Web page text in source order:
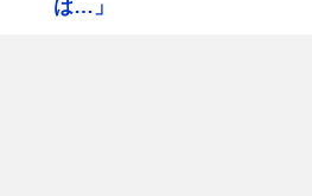
は…」